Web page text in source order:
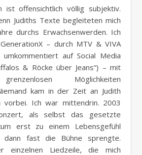
ist offensichtlich völlig subjektiv.
Judiths Texte begleiteten mich
durchs Erwachsenwerden. Ich
– durch MTV & VIVA
auf Social Media
& Röcke über Jeans“) – mit
Möglichkeiten
kam in der Zeit an Judith
vorbei. Ich war mittendrin. 2003
als selbst das gesetzte
erst zu einem Lebensgefühl
dann fast die Bühne sprengte.
einzelnen Liedzeile, die mich